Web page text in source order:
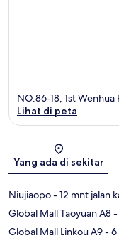
NO.86-18, 1st
Lihat di peta
Yang ada di sekitar
Niujiaopo- 12 mnt jalan
Global Mall Taoyuan A8-
Global Mall Linkou A9- 6